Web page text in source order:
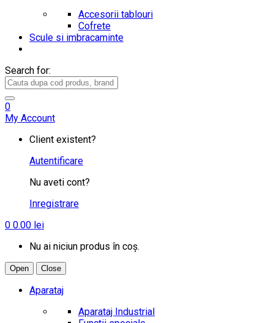
Accesorii tablouri
Cofrete
Scule si imbracaminte
Search for:
0
My Account
Client existent?
Autentificare
Nu aveti cont?
Inregistrare
0 0.00 lei
Nu ai niciun produs în coș.
Open Close
Aparataj
Aparataj Industrial